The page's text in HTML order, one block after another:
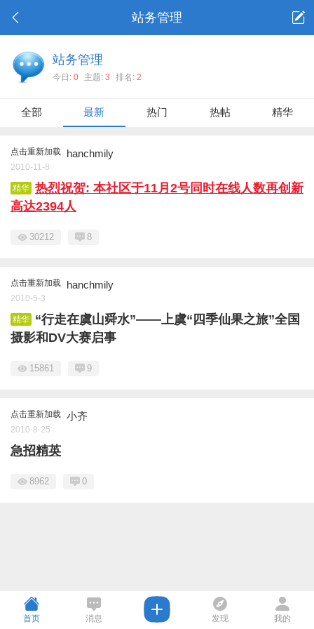
站务管理
站务管理
今日: 0 主题: 3 排名: 2
全部 最新 热门 热帖 精华
点击重新加载 hanchmily
2010-11-8
精华 热烈祝贺: 本社区于11月2号同时在线人数再创新
高达2394人
30212 8
点击重新加载 hanchmily
2010-5-3
精华
“行走在虞山舜水”——上虞“四季仙果之旅”全国
摄影和DV大赛启事
15861 9
点击重新加载 小齐
2010-8-25
急招精英
8962 0
首页 消息 发现 我的